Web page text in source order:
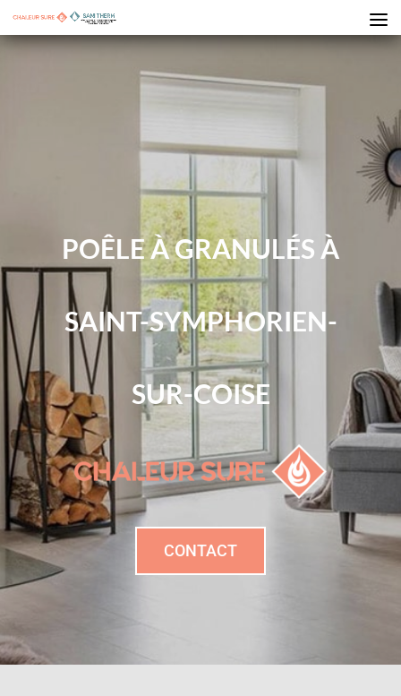
POÊLE À GRANULÉS À
SAINT-SYMPHORIEN-
SUR-COISE
CONTACT